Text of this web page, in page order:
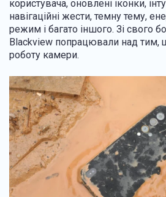
користувача, оновлені іконки,
навігаційні жести, темну тему,
режим і багато іншого. Зі свого
Blackview попрацювали над тим,
роботу камери.